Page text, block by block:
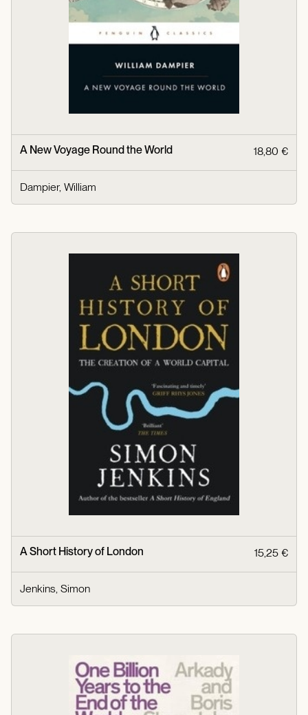
A New Voyage Round the World 18,80 €
Dampier, William
A Short History of London 15,25 €
Jenkins, Simon